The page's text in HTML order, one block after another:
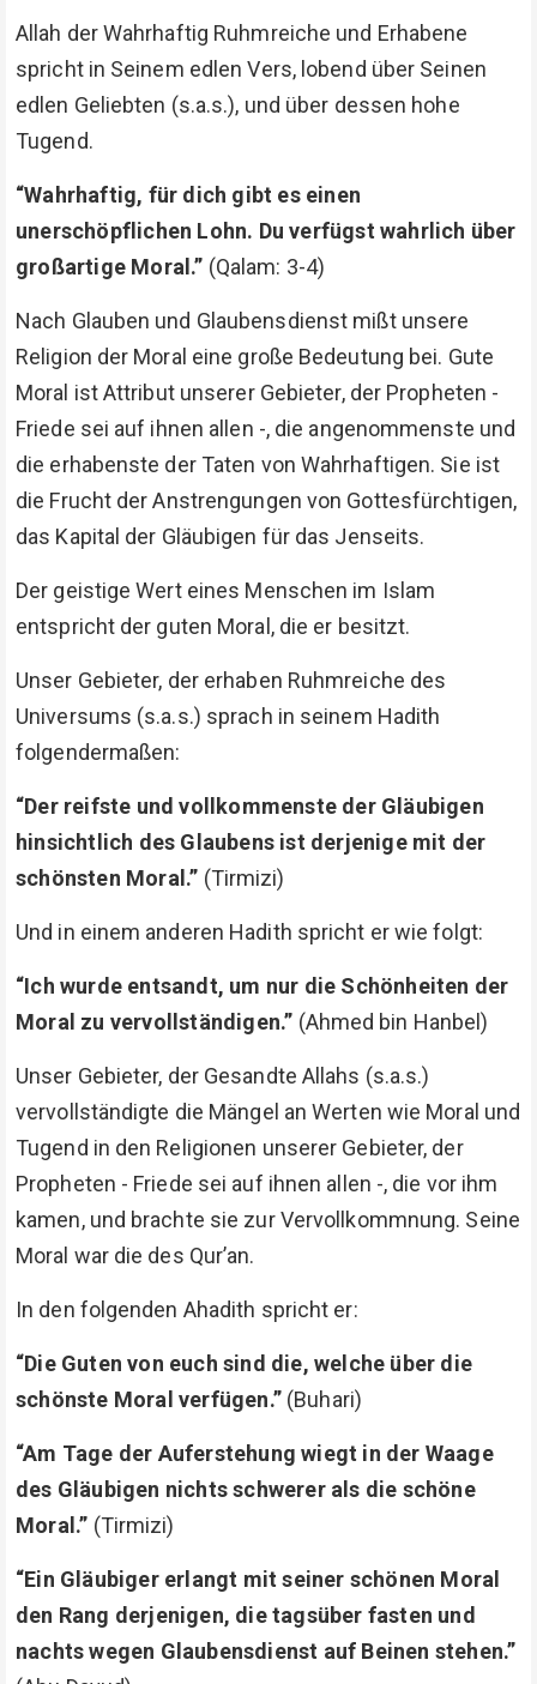
Allah der Wahrhaftig Ruhmreiche und Erhabene
spricht in Seinem edlen Vers, lobend über Seinen
edlen Geliebten (s.a.s.), und über dessen hohe
Tugend.
“Wahrhaftig, für dich gibt es einen
unerschöpflichen Lohn. Du verfügst wahrlich über
großartige Moral.” (Qalam: 3-4)
Nach Glauben und Glaubensdienst mißt unsere
Religion der Moral eine große Bedeutung bei. Gute
Moral ist Attribut unserer Gebieter, der Propheten -
Friede sei auf ihnen allen -, die angenommenste und
die erhabenste der Taten von Wahrhaftigen. Sie ist
die Frucht der Anstrengungen von Gottesfürchtigen,
das Kapital der Gläubigen für das Jenseits.
Der geistige Wert eines Menschen im Islam
entspricht der guten Moral, die er besitzt.
Unser Gebieter, der erhaben Ruhmreiche des
Universums (s.a.s.) sprach in seinem Hadith
folgendermaßen:
“Der reifste und vollkommenste der Gläubigen
hinsichtlich des Glaubens ist derjenige mit der
schönsten Moral.” (Tirmizi)
Und in einem anderen Hadith spricht er wie folgt:
“Ich wurde entsandt, um nur die Schönheiten der
Moral zu vervollständigen.” (Ahmed bin Hanbel)
Unser Gebieter, der Gesandte Allahs (s.a.s.)
vervollständigte die Mängel an Werten wie Moral und
Tugend in den Religionen unserer Gebieter, der
Propheten - Friede sei auf ihnen allen -, die vor ihm
kamen, und brachte sie zur Vervollkommnung. Seine
Moral war die des Qur’an.
In den folgenden Ahadith spricht er:
“Die Guten von euch sind die, welche über die
schönste Moral verfügen.” (Buhari)
“Am Tage der Auferstehung wiegt in der Waage
des Gläubigen nichts schwerer als die schöne
Moral.” (Tirmizi)
“Ein Gläubiger erlangt mit seiner schönen Moral
den Rang derjenigen, die tagsüber fasten und
nachts wegen Glaubensdienst auf Beinen stehen.”